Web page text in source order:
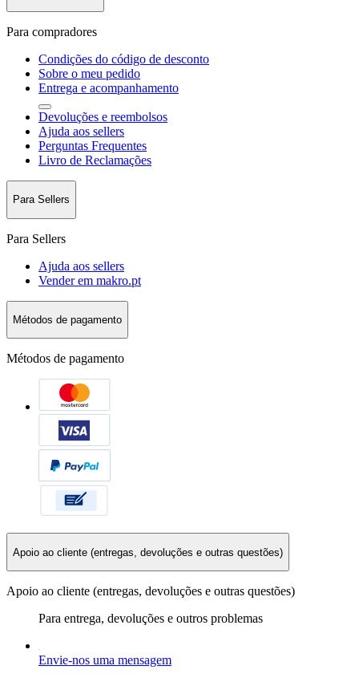
Para compradores
Condições do código de desconto
Sobre o meu pedido
Entrega e acompanhamento
Devoluções e reembolsos
Ajuda aos sellers
Perguntas Frequentes
Livro de Reclamações
Para Sellers
Para Sellers
Ajuda aos sellers
Vender em makro.pt
Métodos de pagamento
Métodos de pagamento
Apoio ao cliente (entregas, devoluções e outras questões)
Apoio ao cliente (entregas, devoluções e outras questões)
Para entrega, devoluções e outros problemas
Envie-nos uma mensagem